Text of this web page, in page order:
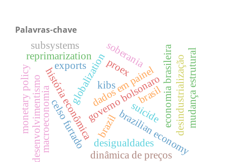
Palavras-chave
governo bolsonaro
história econômica economia brasileira
globalization
brazilian economy
dados em painel
desenvolvimentismo desigualdades
soberania
brasil
macroeconomia
dinâmica de preços
celso furtado desindustrializaçãomudança estrutural
reprimarization
brazil
suicide
monetary policy exports proex
subsystems
kibs